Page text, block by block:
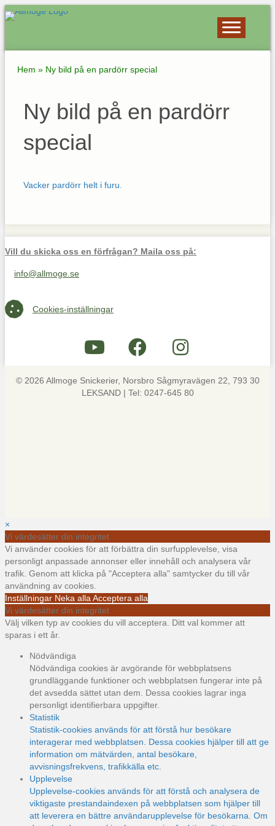
Hem » Ny bild på en pardörr special
Ny bild på en pardörr
special
Vacker pardörr helt i furu.
Vill du skicka oss en förfrågan? Maila oss på:
Maila oss på info@allmoge.se
info@allmoge.se
Cookies-inställningar
Cookies-inställningar
© 2026 Allmoge Snickerier, Norsbro Sågmyravägen 22, 793 30
LEKSAND | Tel: 0247-645 80
×
Vi värdesätter din integritet
Vi använder cookies för att förbättra din surfupplevelse, visa
personligt anpassade annonser eller innehåll och analysera vår
trafik. Genom att klicka på "Acceptera alla" samtycker du till vår
användning av cookies.
Inställningar Neka alla Acceptera alla
Vi värdesätter din integritet
Välj vilken typ av cookies du vill acceptera. Ditt val kommer att
sparas i ett år.
Nödvändiga
Nödvändiga cookies är avgörande för webbplatsens
grundläggande funktioner och webbplatsen fungerar inte på
det avsedda sättet utan dem. Dessa cookies lagrar inga
personligt identifierbara uppgifter.
Statistik
Statistik-cookies används för att förstå hur besökare
interagerar med webbplatsen. Dessa cookies hjälper till att ge
information om mätvärden, antal besökare,
avvisningsfrekvens, trafikkälla etc.
Upplevelse
Upplevelse-cookies används för att förstå och analysera de
viktigaste prestandaindexen på webbplatsen som hjälper till
att leverera en bättre användarupplevelse för besökarna. Om